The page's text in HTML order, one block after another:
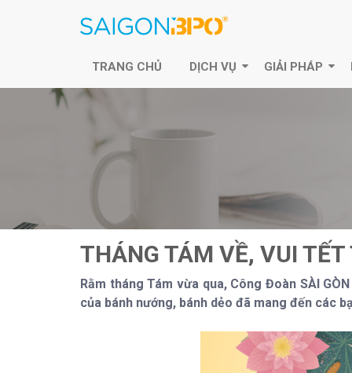
TRANG CHỦ DỊCH VỤ GIẢI PHÁP
THÁNG TÁM VỀ, VUI TẾT
Rằm tháng Tám vừa qua, Công Đoàn SÀI
của bánh nướng, bánh dẻo đã mang đến các